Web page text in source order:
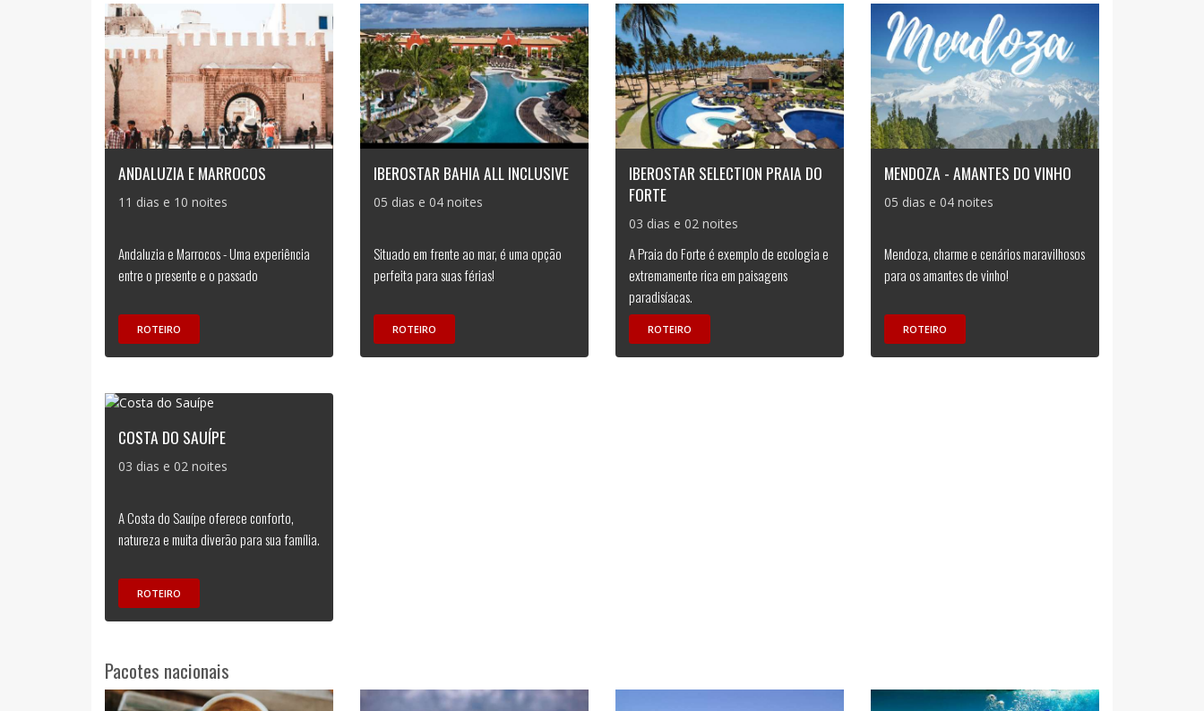
ANDALUZIA E MARROCOS
11 dias e 10 noites
Andaluzia e Marrocos - Uma experiência
entre o presente e o passado
ROTEIRO
IBEROSTAR BAHIA ALL INCLUSIVE
05 dias e 04 noites
Situado em frente ao mar, é uma opção
perfeita para suas férias!
ROTEIRO
IBEROSTAR SELECTION PRAIA DO
FORTE
03 dias e 02 noites
A Praia do Forte é exemplo de ecologia e
extremamente rica em paisagens
paradisíacas.
ROTEIRO
MENDOZA - AMANTES DO VINHO
05 dias e 04 noites
Mendoza, charme e cenários maravilhosos
para os amantes de vinho!
ROTEIRO
COSTA DO SAUÍPE
03 dias e 02 noites
A Costa do Sauípe oferece conforto,
natureza e muita diverão para sua família.
ROTEIRO
Pacotes nacionais